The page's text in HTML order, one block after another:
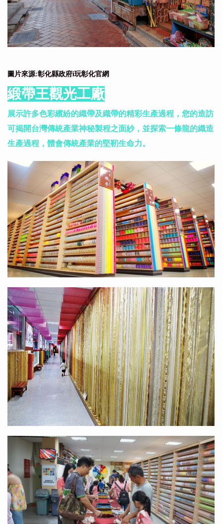
圖片來源:彰化縣政府i玩彰化官網
緞帶王觀光工廠
展示許多色彩繽紛的織帶及織帶的精彩生產過程，您的造訪
可揭開台灣傳統產業神秘製程之面紗，並探索一條龍的織造
生產過程，體會傳統產業的堅靭生命力。